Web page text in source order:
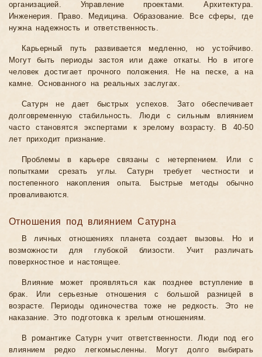
организацией. Управление проектами. Архитектура.
Инженерия. Право. Медицина. Образование. Все сферы, где
нужна надежность и ответственность.
Карьерный путь развивается медленно, но устойчиво.
Могут быть периоды застоя или даже откаты. Но в итоге
человек достигает прочного положения. Не на песке, а на
камне. Основанного на реальных заслугах.
Сатурн не дает быстрых успехов. Зато обеспечивает
долговременную стабильность. Люди с сильным влиянием
часто становятся экспертами к зрелому возрасту. В 40-50
лет приходит признание.
Проблемы в карьере связаны с нетерпением. Или с
попытками срезать углы. Сатурн требует честности и
постепенного накопления опыта. Быстрые методы обычно
проваливаются.
Отношения под влиянием Сатурна
В личных отношениях планета создает вызовы. Но и
возможности для глубокой близости. Учит различать
поверхностное и настоящее.
Влияние может проявляться как позднее вступление в
брак. Или серьезные отношения с большой разницей в
возрасте. Периоды одиночества тоже не редкость. Это не
наказание. Это подготовка к зрелым отношениям.
В романтике Сатурн учит ответственности. Люди под его
влиянием редко легкомысленны. Могут долго выбирать